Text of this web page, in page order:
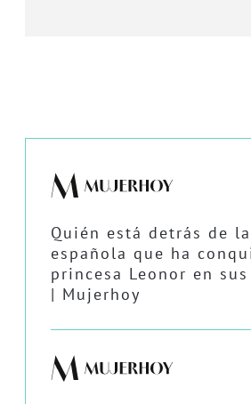
Quién está detrás de
española que ha
princesa Leonor en
| Mujerhoy